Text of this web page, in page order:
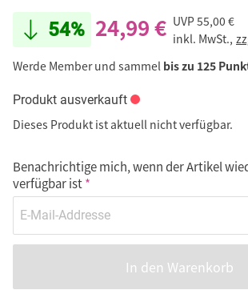
54% 24,99 € UVP55,00 €
inkl. MwSt.,
Werde Member und sammel bis zu 125
Produkt ausverkauft
Dieses Produkt ist aktuell nicht verfügbar.
Benachrichtige mich, wenn der Artikel
verfügbar ist
In den Warenkorb